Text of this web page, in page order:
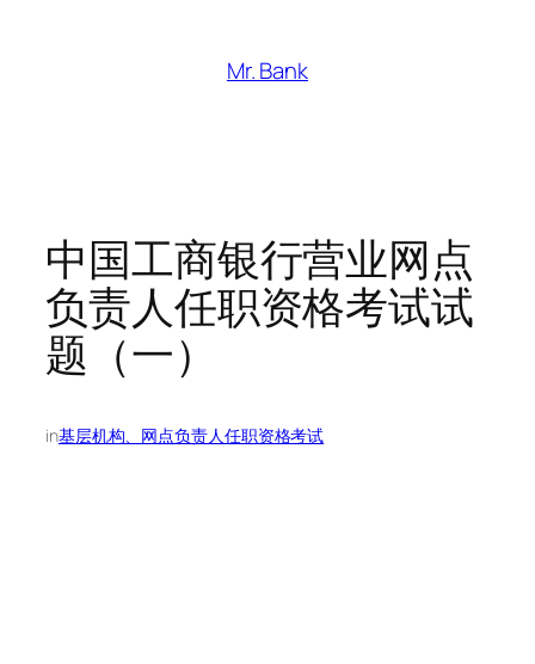
Mr. Bank
中国工商银行营业网点
负责人任职资格考试试
题（一）
in基层机构、网点负责人任职资格考试